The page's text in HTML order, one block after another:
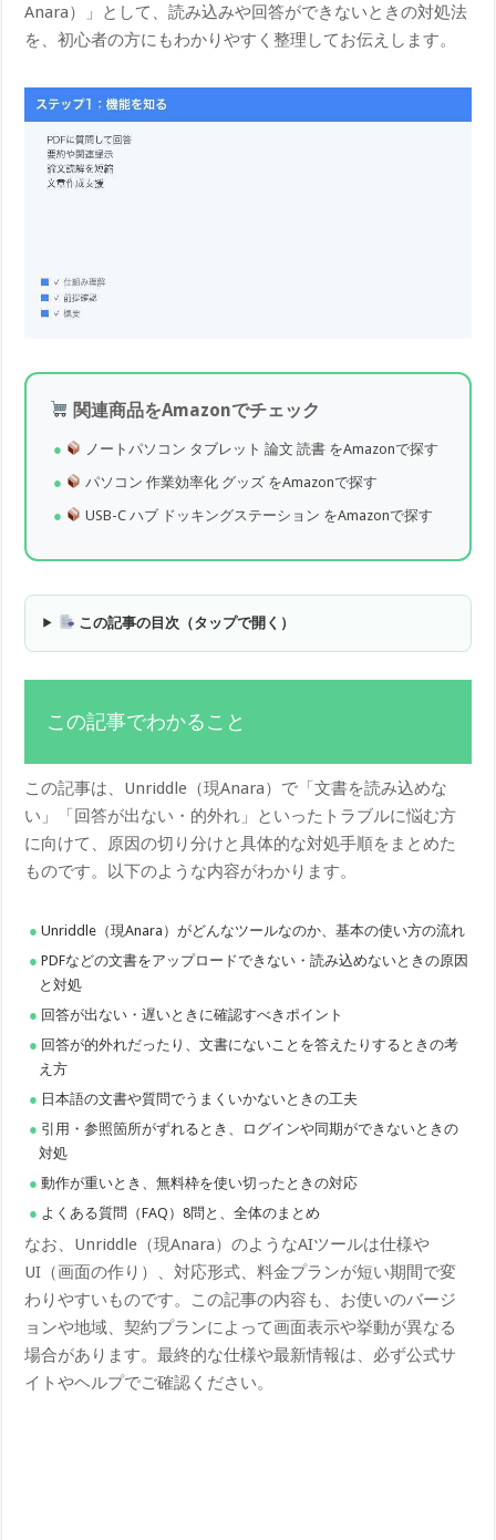
Anara）」として、読み込みや回答ができないときの対処法
を、初心者の方にもわかりやすく整理してお伝えします。
関連商品をAmazonでチェック
ノートパソコン タブレット 論文 読書 をAmazonで探す
パソコン 作業効率化 グッズ をAmazonで探す
USB-C ハブ ドッキングステーション をAmazonで探す
この記事の目次（タップで開く）
この記事でわかること
この記事は、Unriddle（現Anara）で「文書を読み込めな
い」「回答が出ない・的外れ」といったトラブルに悩む方
に向けて、原因の切り分けと具体的な対処手順をまとめた
ものです。以下のような内容がわかります。
Unriddle（現Anara）がどんなツールなのか、基本の使い方の流れ
PDFなどの文書をアップロードできない・読み込めないときの原因
と対処
回答が出ない・遅いときに確認すべきポイント
回答が的外れだったり、文書にないことを答えたりするときの考
え方
日本語の文書や質問でうまくいかないときの工夫
引用・参照箇所がずれるとき、ログインや同期ができないときの
対処
動作が重いとき、無料枠を使い切ったときの対応
よくある質問（FAQ）8問と、全体のまとめ
なお、Unriddle（現Anara）のようなAIツールは仕様や
UI（画面の作り）、対応形式、料金プランが短い期間で変
わりやすいものです。この記事の内容も、お使いのバージ
ョンや地域、契約プランによって画面表示や挙動が異なる
場合があります。最終的な仕様や最新情報は、必ず公式サ
イトやヘルプでご確認ください。